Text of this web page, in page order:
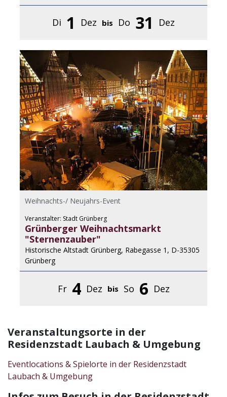
Di 1 Dez bis Do 31 Dez
Weihnachts-/ Neujahrs-Event
Veranstalter: Stadt Grünberg
Grünberger Weihnachtsmarkt
"Sternenzauber"
Historische Altstadt Grünberg, Rabegasse 1, D-35305
Grünberg
Fr 4 Dez bis So 6 Dez
Veranstaltungsorte in der
Residenzstadt Laubach & Umgebung
Eventlocations & Spielorte in der Residenzstadt
Laubach & Umgebung